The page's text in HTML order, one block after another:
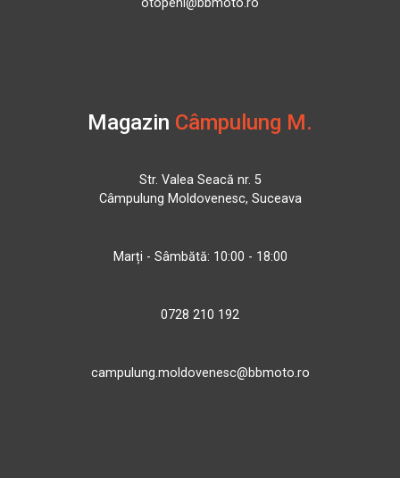
otopeni@bbmoto.ro
Magazin Câmpulung M.
Str. Valea Seacă nr. 5
Câmpulung Moldovenesc, Suceava
Marți - Sâmbătă: 10:00 - 18:00
0728 210 192
campulung.moldovenesc@bbmoto.ro